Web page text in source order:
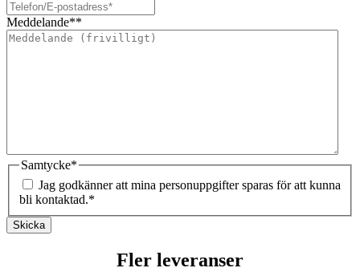
Meddelande**
Samtycke*
Jag godkänner att mina personuppgifter sparas för att kunna
bli kontaktad.*
Skicka
Fler leveranser